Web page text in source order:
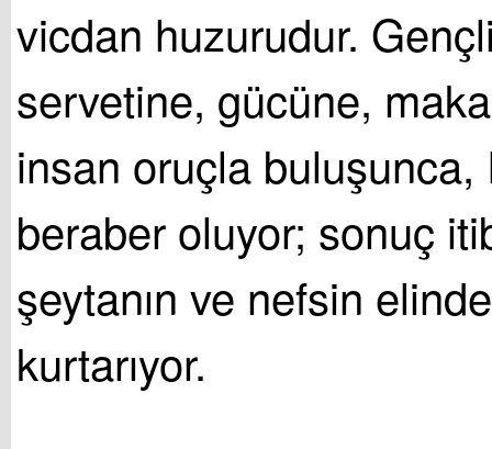
vicdan huzurudur.
servetine, gücüne,
insan oruçla buluşunca,
beraber oluyor; sonuç
şeytanın ve nefsin
kurtarıyor.